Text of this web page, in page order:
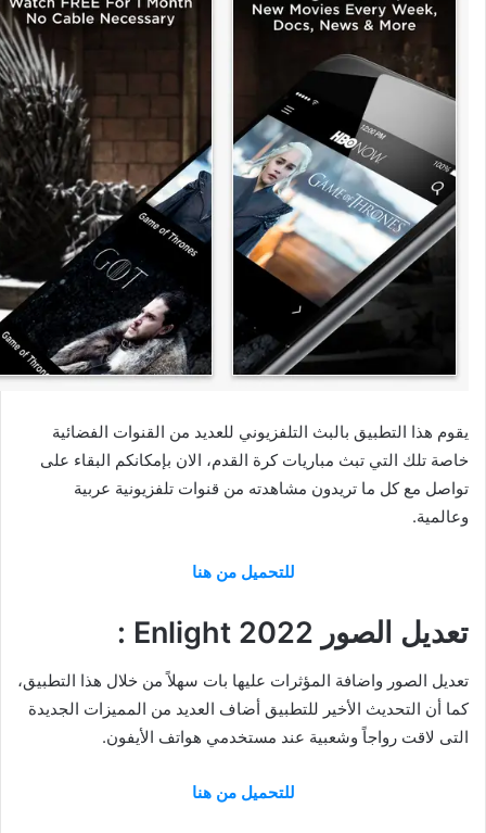
يقوم هذا التطبيق بالبث التلفزيوني للعديد من القنوات الفضائية
خاصة تلك التي تبث مباريات كرة القدم، الان بإمكانكم البقاء على
تواصل مع كل ما تريدون مشاهدته من قنوات تلفزيونية عربية
وعالمية.
للتحميل من هنا
تعديل الصور Enlight 2022 :
تعديل الصور واضافة المؤثرات عليها بات سهلاً من خلال هذا التطبيق،
كما أن التحديث الأخير للتطبيق أضاف العديد من المميزات الجديدة
التى لاقت رواجاً وشعبية عند مستخدمي هواتف الأيفون.
للتحميل من هنا